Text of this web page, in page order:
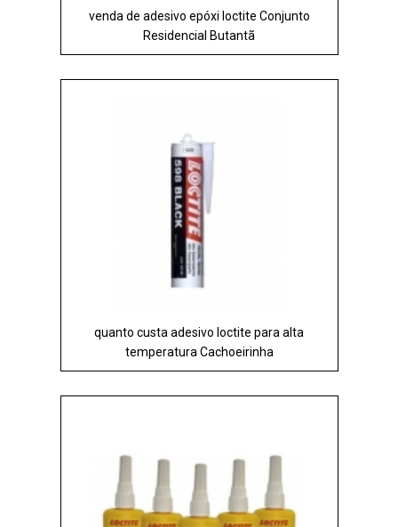
venda de adesivo epóxi loctite Conjunto
Residencial Butantã
quanto custa adesivo loctite para alta
temperatura Cachoeirinha